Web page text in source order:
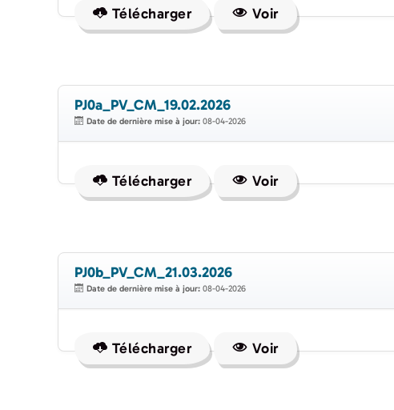
Télécharger Voir
PJ0a_PV_CM_19.02.2026
Date de dernière mise à jour: 08-04-2026
Télécharger Voir
PJ0b_PV_CM_21.03.2026
Date de dernière mise à jour: 08-04-2026
Télécharger Voir